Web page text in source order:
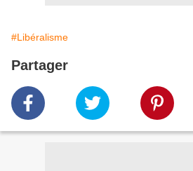
#Libéralisme
Partager